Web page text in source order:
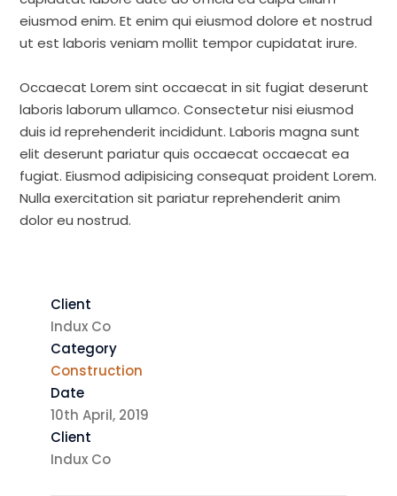
eiusmod enim. Et enim qui eiusmod dolore et nostrud
ut est laboris veniam mollit tempor cupidatat irure.
Occaecat Lorem sint occaecat in sit fugiat deserunt
laboris laborum ullamco. Consectetur nisi eiusmod
duis id reprehenderit incididunt. Laboris magna sunt
elit deserunt pariatur quis occaecat occaecat ea
fugiat. Eiusmod adipisicing consequat proident Lorem.
Nulla exercitation sit pariatur reprehenderit anim
dolor eu nostrud.
Client
Indux Co
Category
Construction
Date
10th April, 2019
Client
Indux Co